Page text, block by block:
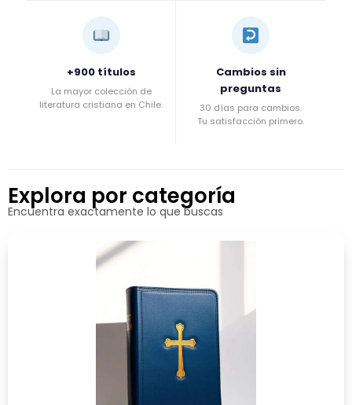
+900 títulos
La mayor colección de
literatura cristiana en Chile.
Cambios sin
preguntas
30 días para cambios.
Tu satisfacción primero.
Explora por categoría
Encuentra exactamente lo que buscas